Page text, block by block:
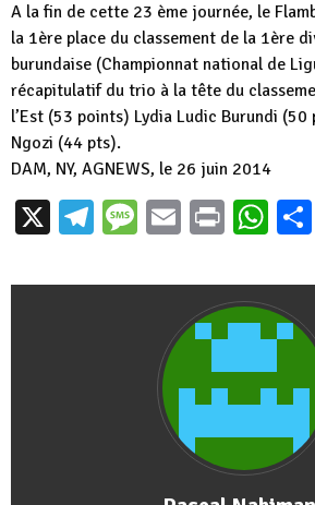
A la fin de cette 23 ème journée, le
la 1ère place du classement de la 1ère
burundaise (Championnat national de
récapitulatif du trio à la tête du
l’Est (53 points) Lydia Ludic Burundi
Ngozi (44 pts).
DAM, NY, AGNEWS, le 26 juin 2014
X Telegram
Message
EmailPrint